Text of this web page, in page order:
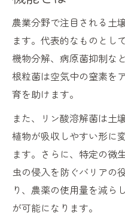
設計型微生物
連作障害対策には
連作障害予防
土壌微生物が
設計型微生物で
法
土壌微生物の
連作障害への
バイオスティミュラ
較
農業分野で注目される土
ます。代表的なものとし
機物分解、病原菌抑制な
根粒菌は空気中の窒素を
育を助けます。
また、リン酸溶解菌は土
植物が吸収しやすい形に
ます。さらに、特定の微
虫の侵入を防ぐバリアの
り、農薬の使用量を減ら
が可能になります。